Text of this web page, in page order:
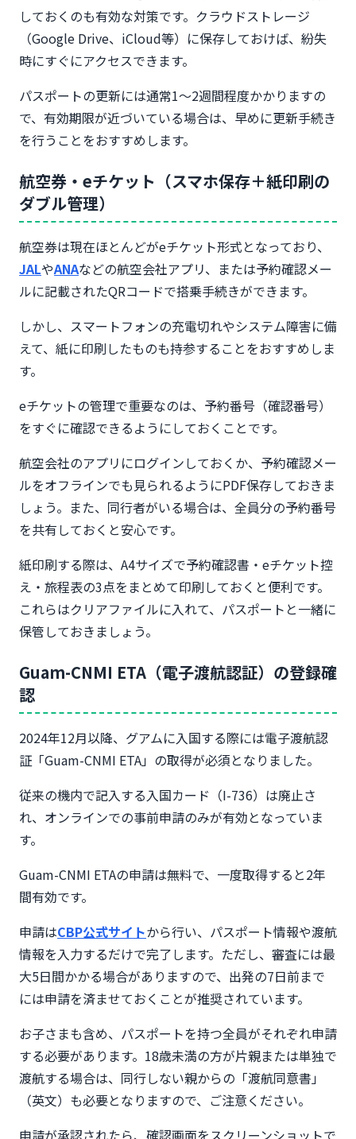
しておくのも有効な対策です。クラウドストレージ
（Google Drive、iCloud等）に保存しておけば、紛失
時にすぐにアクセスできます。
パスポートの更新には通常1〜2週間程度かかりますの
で、有効期限が近づいている場合は、早めに更新手続き
を行うことをおすすめします。
航空券・eチケット（スマホ保存＋紙印刷の
ダブル管理）
航空券は現在ほとんどがeチケット形式となっており、
JALやANAなどの航空会社アプリ、または予約確認メー
ルに記載されたQRコードで搭乗手続きができます。
しかし、スマートフォンの充電切れやシステム障害に備
えて、紙に印刷したものも持参することをおすすめしま
す。
eチケットの管理で重要なのは、予約番号（確認番号）
をすぐに確認できるようにしておくことです。
航空会社のアプリにログインしておくか、予約確認メー
ルをオフラインでも見られるようにPDF保存しておきま
しょう。また、同行者がいる場合は、全員分の予約番号
を共有しておくと安心です。
紙印刷する際は、A4サイズで予約確認書・eチケット控
え・旅程表の3点をまとめて印刷しておくと便利です。
これらはクリアファイルに入れて、パスポートと一緒に
保管しておきましょう。
Guam-CNMI ETA（電子渡航認証）の登録確
認
2024年12月以降、グアムに入国する際には電子渡航認
証「Guam-CNMI ETA」の取得が必須となりました。
従来の機内で記入する入国カード（I-736）は廃止さ
れ、オンラインでの事前申請のみが有効となっていま
す。
Guam-CNMI ETAの申請は無料で、一度取得すると2年
間有効です。
申請はCBP公式サイトから行い、パスポート情報や渡航
情報を入力するだけで完了します。ただし、審査には最
大5日間かかる場合がありますので、出発の7日前まで
には申請を済ませておくことが推奨されています。
お子さまも含め、パスポートを持つ全員がそれぞれ申請
する必要があります。18歳未満の方が片親または単独で
渡航する場合は、同行しない親からの「渡航同意書」
（英文）も必要となりますので、ご注意ください。
申請が承認されたら、確認画面をスクリーンショットで